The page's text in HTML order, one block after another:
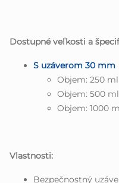
Dostupné veľkosti a
S uzáverom 30 mm
Objem: 250 ml
Objem: 500 ml
Objem: 1000
Vlastnosti:
Bezpečnostný